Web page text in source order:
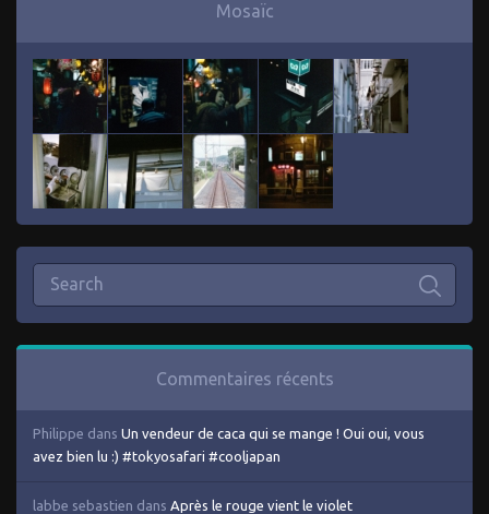
Mosaïc
Commentaires récents
Philippe dans Un vendeur de caca qui se mange ! Oui oui, vous
avez bien lu :) #tokyosafari #cooljapan
labbe sebastien dans Après le rouge vient le violet